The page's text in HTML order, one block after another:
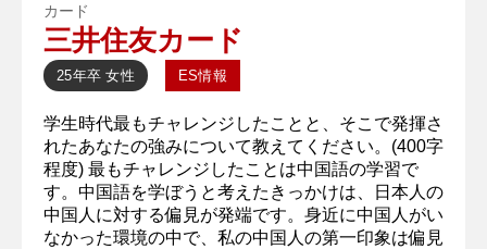
カード
三井住友カード
25年卒 女性 ES情報
学生時代最もチャレンジしたことと、そこで発揮さ
れたあなたの強みについて教えてください。(400字
程度) 最もチャレンジしたことは中国語の学習で
す。中国語を学ぼうと考えたきっかけは、日本人の
中国人に対する偏見が発端です。身近に中国人がい
なかった環境の中で、私の中国人の第一印象は偏見